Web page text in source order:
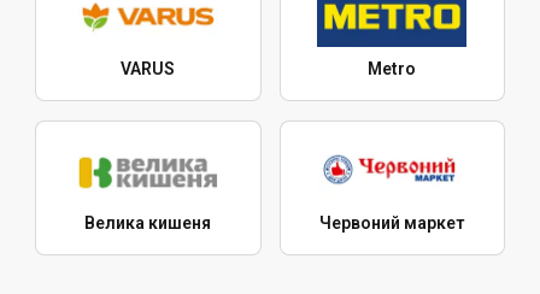
VARUS Metro
Велика кишеня Червоний маркет